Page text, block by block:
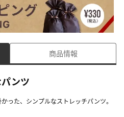
商品情報
ンツ
った、シンプルなストレッチパンツ。